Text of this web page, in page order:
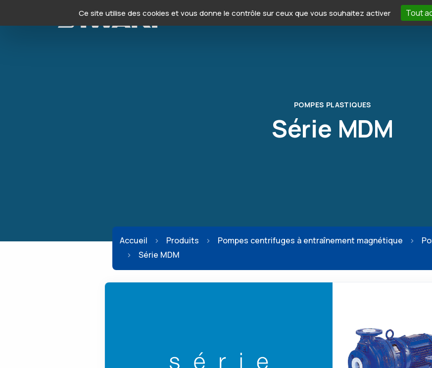
Ce site utilise des cookies et vous donne le contrôle sur ceux que vous souhaitez activer Tout
Expertise
POMPES PLASTIQUES
Série MDM
Accueil Produits Pompes centrifuges à entraînement magnétique
Série MDM